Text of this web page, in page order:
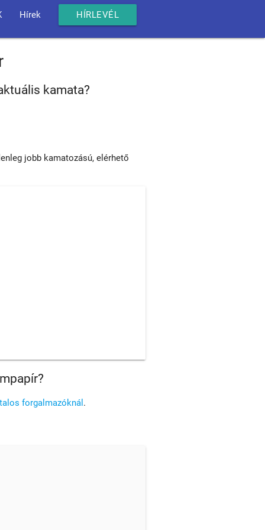
Hírek HÍRLEVÉL
kamata?
jobb kamatozású, elérhető
forgalmazóknál .